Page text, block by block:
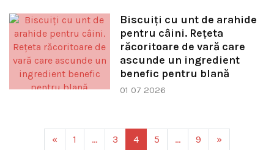
Biscuiți cu unt de arahide
pentru câini. Rețeta
răcoritoare de vară care
ascunde un ingredient
benefic pentru blană
01 07 2026
« 1 … 3 4 5 … 9 »